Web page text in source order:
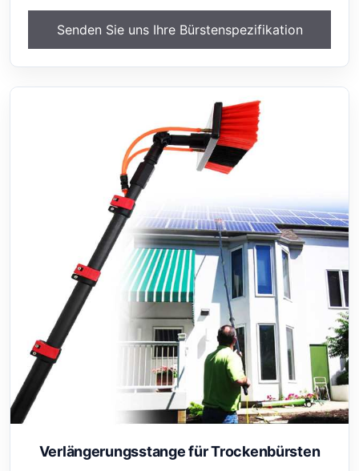
Senden Sie uns Ihre Bürstenspezifikation
Verlängerungsstange für Trockenbürsten